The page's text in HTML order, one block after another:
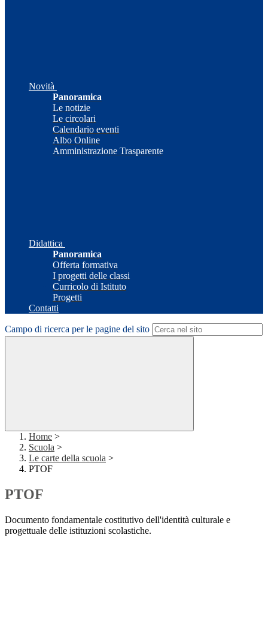
Novità
Panoramica
Le notizie
Le circolari
Calendario eventi
Albo Online
Amministrazione Trasparente
Didattica
Panoramica
Offerta formativa
I progetti delle classi
Curricolo di Istituto
Progetti
Contatti
Campo di ricerca per le pagine del sito
Home >
Scuola >
Le carte della scuola >
PTOF
PTOF
Documento fondamentale costitutivo dell'identità culturale e
progettuale delle istituzioni scolastiche.